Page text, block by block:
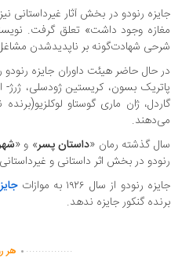
جایزه رنودو در بخش آثار غیرداستانی
مغازه وجود داشت» تعلق گرفت.
شرحی شهادت‌گونه بر ناپدیدشدن
در حال حاضر هیئت داوران جایزه رنودو
پاتریک بسون، کریستین ژودسلی، ژرژ-
گاردل، ژان ماری گوستاو
می‌دهند.
سال گذشته رمان «داستان پسر» و «
رنودو در بخش اثر داستانی و
جایزه رنودو از سال ۱۹۲۶ به موازات
برنده گنکور جایزه ندهد.
...............
. هر